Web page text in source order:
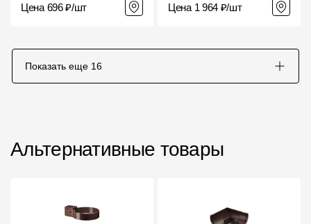
Цена 696 ₽/шт Цена 1 964 ₽/шт
Показать еще 16
Альтернативные товары